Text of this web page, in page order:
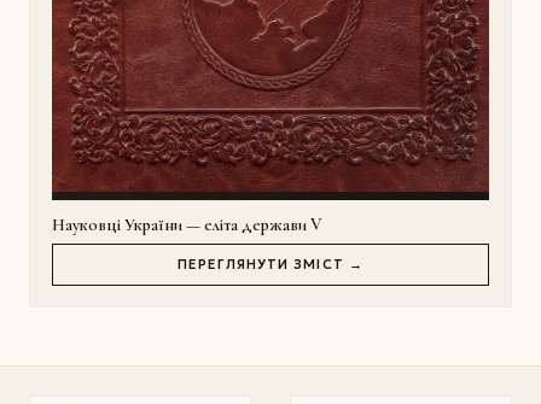
Науковці України — еліта держави V
ПЕРЕГЛЯНУТИ ЗМІСТ →